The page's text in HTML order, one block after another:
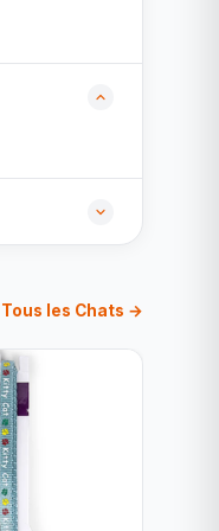
Tous les Chats →